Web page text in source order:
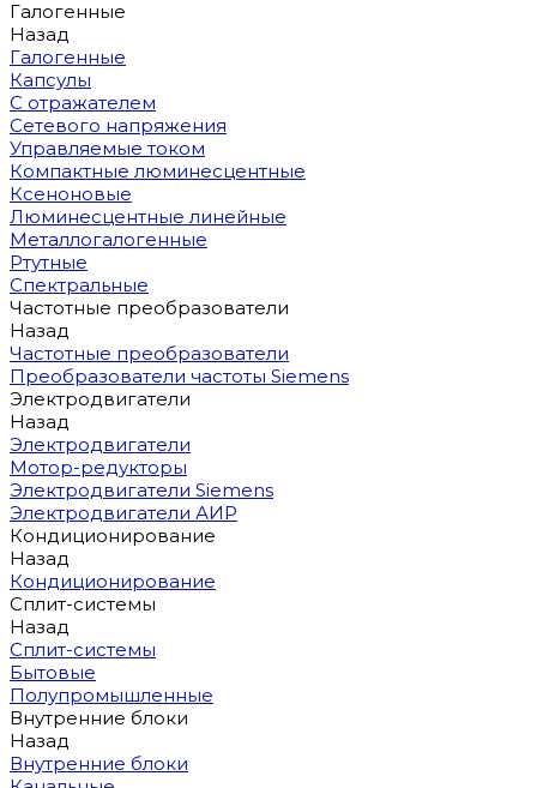
Галогенные
Назад
Галогенные
Капсулы
С отражателем
Сетевого напряжения
Управляемые током
Компактные люминесцентные
Ксеноновые
Люминесцентные линейные
Металлогалогенные
Ртутные
Спектральные
Частотные преобразователи
Назад
Частотные преобразователи
Преобразователи частоты Siemens
Электродвигатели
Назад
Электродвигатели
Мотор-редукторы
Электродвигатели Siemens
Электродвигатели АИР
Кондиционирование
Назад
Кондиционирование
Сплит-системы
Назад
Сплит-системы
Бытовые
Полупромышленные
Внутренние блоки
Назад
Внутренние блоки